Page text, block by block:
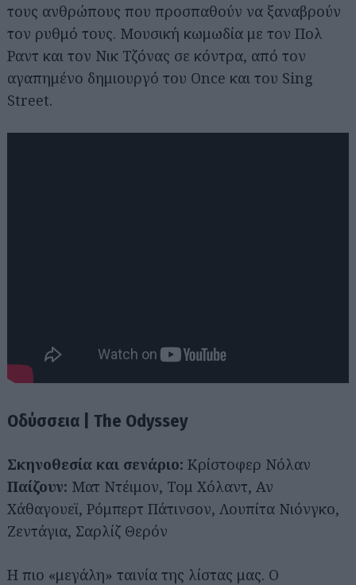
τους ανθρώπους που προσπαθούν να ξαναβρούν
τον ρυθμό τους. Μουσική κωμωδία με τον Πολ
Ραντ και τον Νικ Τζόνας σε κόντρα, από τον
αγαπημένο δημιουργό του Once και του Sing
Street.
Οδύσσεια | The Odyssey
Σκηνοθεσία και σενάριο: Κρίστοφερ Νόλαν
Παίζουν: Ματ Ντέιμον, Τομ Χόλαντ, Αν
Χάθαγουεϊ, Ρόμπερτ Πάτινσον, Λουπίτα Νιόνγκο,
Ζεντάγια, Σαρλίζ Θερόν
Η πιο «μεγάλη» ταινία της λίστας μας. Ο